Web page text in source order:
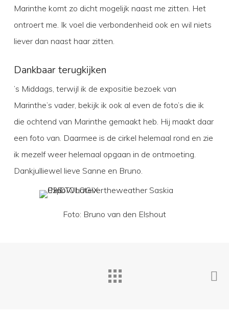
Marinthe komt zo dicht mogelijk naast me zitten. Het
ontroert me. Ik voel die verbondenheid ook en wil niets
liever dan naast haar zitten.
Dankbaar terugkijken
’s Middags, terwijl ik de expositie bezoek van
Marinthe’s vader, bekijk ik ook al even de foto’s die ik
die ochtend van Marinthe gemaakt heb. Hij maakt daar
een foto van. Daarmee is de cirkel helemaal rond en zie
ik mezelf weer helemaal opgaan in de ontmoeting.
Dankjulliewel lieve Sanne en Bruno.
Foto: Bruno van den Elshout